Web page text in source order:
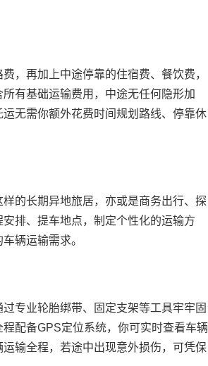
，再加上中途停靠的住宿费、餐饮费，
有基础运输费用，中途无任何隐形加
无需你额外花费时间规划路线、停靠休
的长期异地旅居，亦或是商务出行、探
排、提车地点，制定个性化的运输方
辆运输需求。
专业轮胎绑带、固定支架等工具牢牢固
配备GPS定位系统，你可实时查看车辆
输全程，若途中出现意外损伤，可凭保